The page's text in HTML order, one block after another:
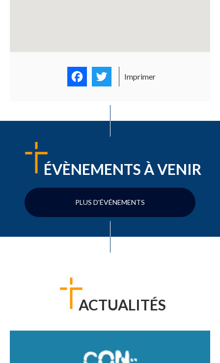
FacebookTwitter
Imprimer
ÉVÈNEMENTS À VENIR
PLUS D'ÉVÉNEMENTS
ACTUALITÉS